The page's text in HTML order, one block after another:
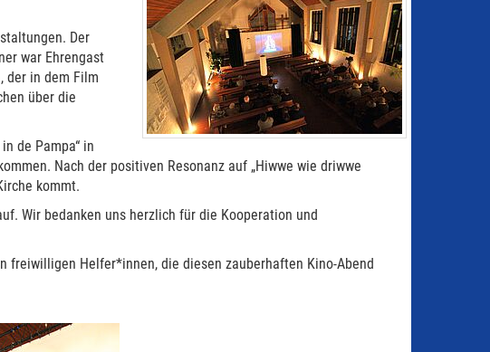
Der
war Ehrengast
der in dem Film
über die
de Pampa“ in
Nach der positiven Resonanz auf „Hiwwe wie driwwe
kommt.
Wir bedanken uns herzlich für die Kooperation und
freiwilligen Helfer*innen, die diesen zauberhaften Kino-Abend